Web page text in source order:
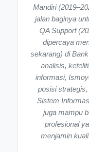
Mandiri
jalan baginya
QA Support
dipercaya
sekarang) di
analisis,
informasi,
posisi
Sistem
juga mampu
profesional
menjamin